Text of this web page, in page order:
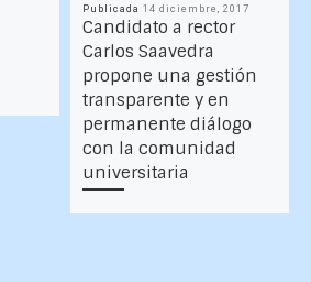
Publicada 14 diciembre, 2017
Candidato a rector
Carlos Saavedra
propone una gestión
transparente y en
permanente diálogo
con la comunidad
universitaria